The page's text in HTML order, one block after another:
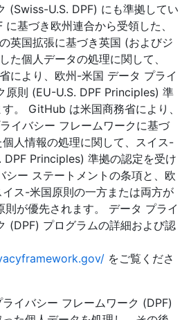
(Swiss-U.S. DPF) にも準拠してい
基づき欧州連合から受領した、
英国拡張に基づき英国 (およびジ
た個人データの処理に関して、
により、欧州-米国 データ プライ
原則 (EU-U.S. DPF Principles) 準
。 GitHub は米国商務省により、
イバシー フレームワークに基づ
人情報の処理に関して、スイス-
DPF Principles) 準拠の認定を受け
シー ステートメントの条項と、欧
ス-米国原則の一方または両方が
則が優先されます。 データ プライ
(DPF) プログラムの詳細および認
をご覧くださ
イバシー フレームワーク (DPF)